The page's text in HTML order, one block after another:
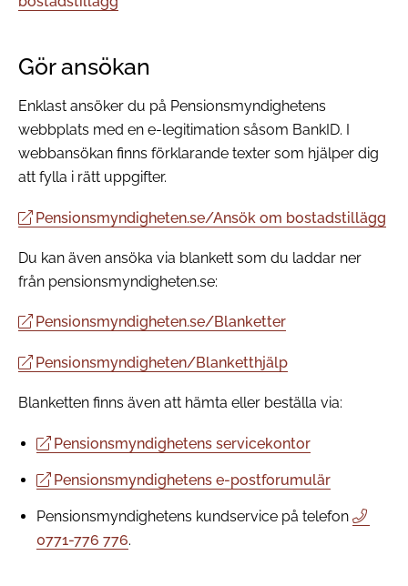
Gör ansökan
Enklast ansöker du på Pensionsmyndighetens
webbplats med en e-legitimation såsom BankID. I
webbansökan finns förklarande texter som hjälper dig
att fylla i rätt uppgifter.
Pensionsmyndigheten.se/Ansök om bostadstillägg
Du kan även ansöka via blankett som du laddar ner
från pensionsmyndigheten.se:
Pensionsmyndigheten.se/Blanketter
Pensionsmyndigheten/Blanketthjälp
Blanketten finns även att hämta eller beställa via:
Pensionsmyndighetens servicekontor
Pensionsmyndighetens e-postforumulär
Pensionsmyndighetens kundservice på telefon
0771-776 776.